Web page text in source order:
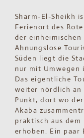
Sharm-El-Sheikh
Ferienort des
der einheimischen
Ahnungslose
Süden liegt die
nur mit Umwegen
Das eigentliche
weiter nördlich an
Punkt, dort wo
Akaba
praktisch aus dem
erhoben. Ein paar